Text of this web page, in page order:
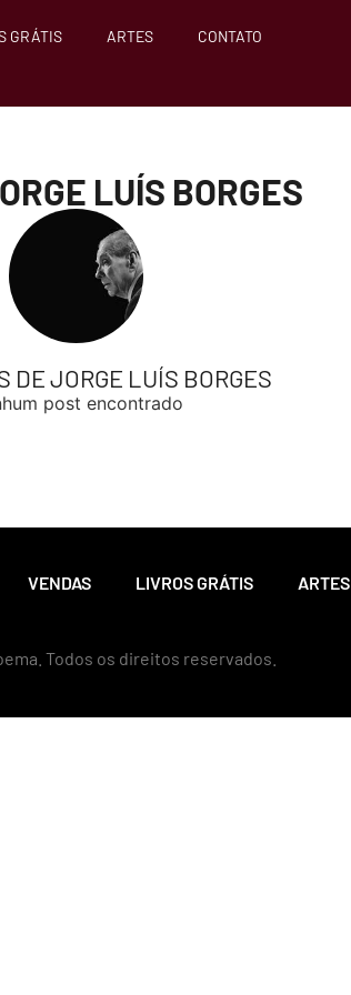
GRÁTIS ARTES CONTATO
LUÍS BORGES
DE JORGE LUÍS BORGES
post encontrado
VENDAS LIVROS GRÁTIS ARTES
Todos os direitos reservados.